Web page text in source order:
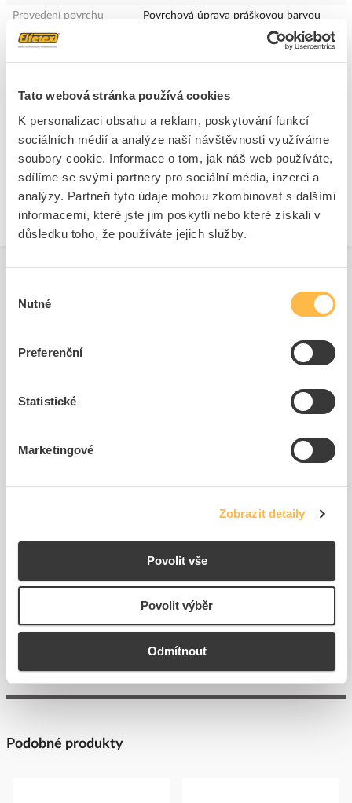
Tato webová stránka používá cookies
K personalizaci obsahu a reklam, poskytování funkcí
sociálních médií a analýze naší návštěvnosti využíváme
soubory cookie. Informace o tom, jak náš web používáte,
sdílíme se svými partnery pro sociální média, inzerci a
analýzy. Partneři tyto údaje mohou zkombinovat s dalšími
informacemi, které jste jim poskytli nebo které získali v
důsledku toho, že používáte jejich služby.
souhlasu
Nutné
Preferenční
Statistické
Marketingové
Zobrazit detaily
Povolit vše
Povolit výběr
Odmítnout
Provedení povrchu
Povrchová úprava práškovou barvou
Ke stažení
Technické dokumenty
W-6/20 přední
do
600/200-45 krycí
Podobné produkty